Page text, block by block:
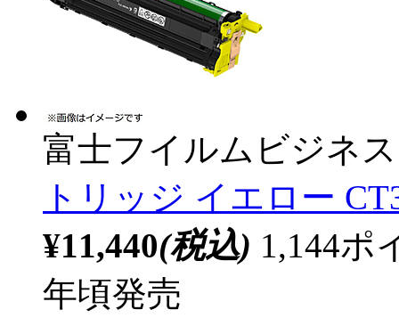
富士フイルムビジネ
トリッジ イエロー
¥11,440(税込) 1,144ポ
年頃発売